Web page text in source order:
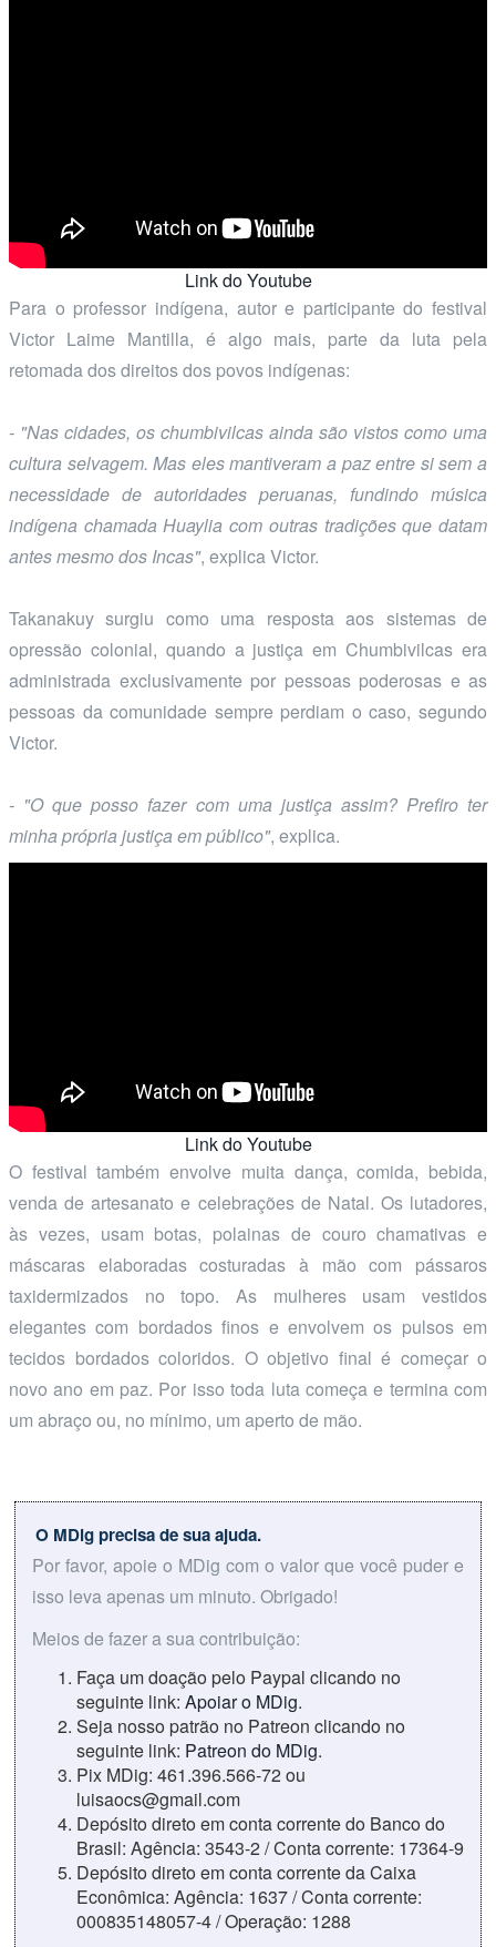
Link do Youtube
Para o professor indígena, autor e participante do festival
Victor Laime Mantilla, é algo mais, parte da luta pela
retomada dos direitos dos povos indígenas:
- "Nas cidades, os chumbivilcas ainda são vistos como uma
cultura selvagem. Mas eles mantiveram a paz entre si sem a
necessidade de autoridades peruanas, fundindo música
indígena chamada Huaylia com outras tradições que datam
antes mesmo dos Incas", explica Victor.
Takanakuy surgiu como uma resposta aos sistemas de
opressão colonial, quando a justiça em Chumbivilcas era
administrada exclusivamente por pessoas poderosas e as
pessoas da comunidade sempre perdiam o caso, segundo
Victor.
- "O que posso fazer com uma justiça assim? Prefiro ter
minha própria justiça em público", explica.
Link do Youtube
O festival também envolve muita dança, comida, bebida,
venda de artesanato e celebrações de Natal. Os lutadores,
às vezes, usam botas, polainas de couro chamativas e
máscaras elaboradas costuradas à mão com pássaros
taxidermizados no topo. As mulheres usam vestidos
elegantes com bordados finos e envolvem os pulsos em
tecidos bordados coloridos. O objetivo final é começar o
novo ano em paz. Por isso toda luta começa e termina com
um abraço ou, no mínimo, um aperto de mão.
O MDig precisa de sua ajuda.
Por favor, apoie o MDig com o valor que você puder e
isso leva apenas um minuto. Obrigado!
Meios de fazer a sua contribuição:
Faça um doação pelo Paypal clicando no
seguinte link: Apoiar o MDig.
Seja nosso patrão no Patreon clicando no
seguinte link: Patreon do MDig.
Pix MDig: 461.396.566-72 ou
luisaocs@gmail.com
Depósito direto em conta corrente do Banco do
Brasil: Agência: 3543-2 / Conta corrente: 17364-9
Depósito direto em conta corrente da Caixa
Econômica: Agência: 1637 / Conta corrente:
000835148057-4 / Operação: 1288